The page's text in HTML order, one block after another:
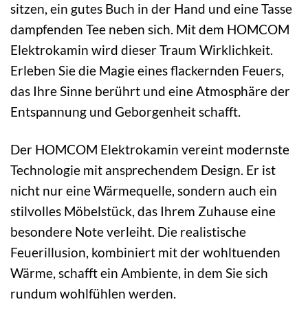
sitzen, ein gutes Buch in der Hand und eine Tasse
dampfenden Tee neben sich. Mit dem HOMCOM
Elektrokamin wird dieser Traum Wirklichkeit.
Erleben Sie die Magie eines flackernden Feuers,
das Ihre Sinne berührt und eine Atmosphäre der
Entspannung und Geborgenheit schafft.
Der HOMCOM Elektrokamin vereint modernste
Technologie mit ansprechendem Design. Er ist
nicht nur eine Wärmequelle, sondern auch ein
stilvolles Möbelstück, das Ihrem Zuhause eine
besondere Note verleiht. Die realistische
Feuerillusion, kombiniert mit der wohltuenden
Wärme, schafft ein Ambiente, in dem Sie sich
rundum wohlfühlen werden.